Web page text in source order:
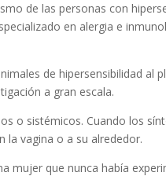
de las personas con
en alergia e
de hipersensibilidad al
a gran escala.
o sistémicos. Cuando los
la vagina o a su alrededor.
mujer que nunca había